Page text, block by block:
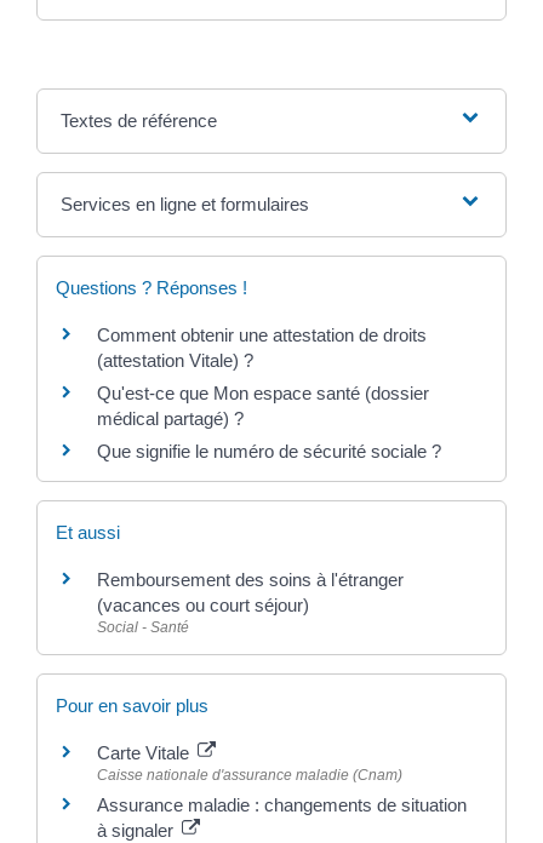
Textes de référence
Services en ligne et formulaires
Questions ? Réponses !
Comment obtenir une attestation de droits
(attestation Vitale) ?
Qu'est-ce que Mon espace santé (dossier
médical partagé) ?
Que signifie le numéro de sécurité sociale ?
Et aussi
Remboursement des soins à l'étranger
(vacances ou court séjour)
Social - Santé
Pour en savoir plus
Carte Vitale
Caisse nationale d'assurance maladie (Cnam)
Assurance maladie : changements de situation
à signaler